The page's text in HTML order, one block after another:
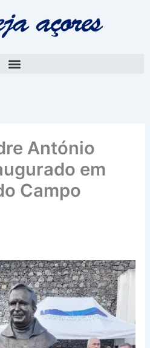
António
em
Campo